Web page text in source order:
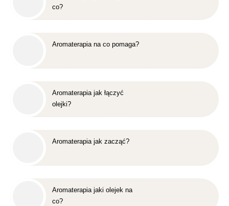
co?
Aromaterapia na co pomaga?
Aromaterapia jak łączyć
olejki?
Aromaterapia jak zacząć?
Aromaterapia jaki olejek na
co?